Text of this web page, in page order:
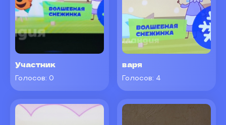
Участник
Голосов: 0
варя
Голосов: 4